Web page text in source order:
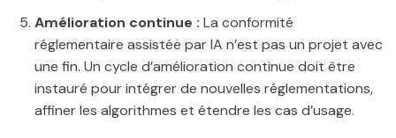
Amélioration continue : La conformité
réglementaire assistée par IA n’est pas un projet avec
une fin. Un cycle d’amélioration continue doit être
instauré pour intégrer de nouvelles réglementations,
affiner les algorithmes et étendre les cas d’usage.